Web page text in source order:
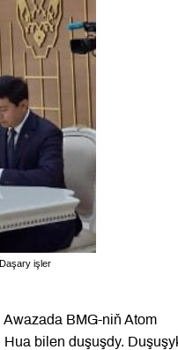
işler
BMG-niň Atom
bilen duşuşdy.